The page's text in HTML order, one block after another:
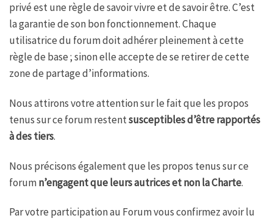
privé est une règle de savoir vivre et de savoir être. C’est
la garantie de son bon fonctionnement. Chaque
utilisatrice du forum doit adhérer pleinement à cette
règle de base ; sinon elle accepte de se retirer de cette
zone de partage d’informations.
Nous attirons votre attention sur le fait que les propos
tenus sur ce forum restentsusceptibles d’être rapportés
à des tiers.
Nous précisons également que les propos tenus sur ce
forumn’engagent que leurs autrices et non la Charte.
Par votre participation au Forum vous confirmez avoir lu